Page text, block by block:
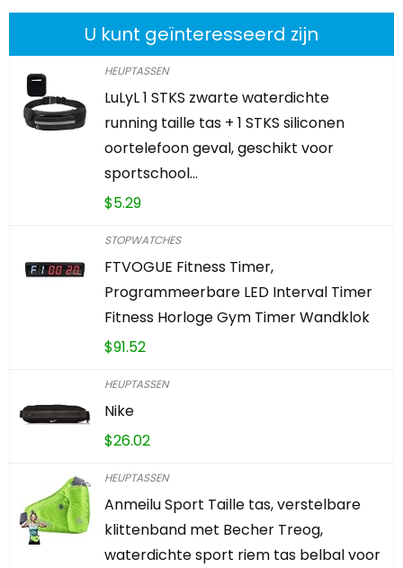
U kunt geïnteresseerd zijn
HEUPTASSEN
LuLyL 1 STKS zwarte waterdichte
running taille tas + 1 STKS siliconen
oortelefoon geval, geschikt voor
sportschool…
$5.29
STOPWATCHES
FTVOGUE Fitness Timer,
Programmeerbare LED Interval Timer
Fitness Horloge Gym Timer Wandklok
$91.52
HEUPTASSEN
Nike
$26.02
HEUPTASSEN
Anmeilu Sport Taille tas, verstelbare
klittenband met Becher Treog,
waterdichte sport riem tas belbal voor